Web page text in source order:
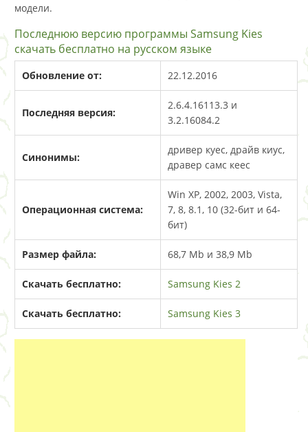
модели.
Последнюю версию программы Samsung Kies
скачать бесплатно на русском языке
Обновление от: 22.12.2016
Последняя версия:
2.6.4.16113.3 и
3.2.16084.2
Синонимы:
дривер куес, драйв киус,
дравер самс кеес
Операционная система:
Win XP, 2002, 2003, Vista,
7, 8, 8.1, 10 (32-бит и 64-
бит)
Размер файла: 68,7 Mb и 38,9 Mb
Скачать бесплатно: Samsung Kies 2
Скачать бесплатно: Samsung Kies 3